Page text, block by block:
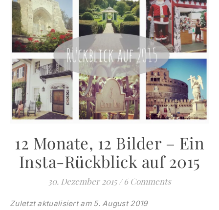
12 Monate, 12 Bilder – Ein
Insta-Rückblick auf 2015
30. Dezember 2015 / 6 Comments
Zuletzt aktualisiert am 5. August 2019